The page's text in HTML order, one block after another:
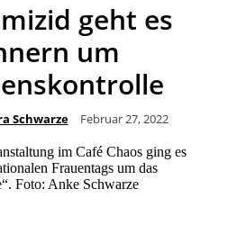
geht es
um
Schwarze Februar 27, 2022